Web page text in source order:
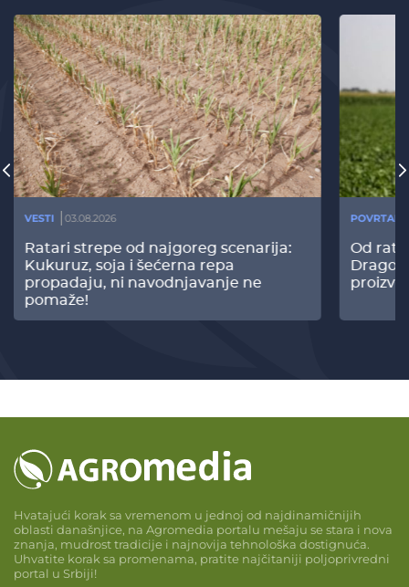
VESTI 03.08.2026
Ratari strepe od najgoreg scenarija:
Kukuruz, soja i šećerna repa
propadaju, ni navodnjavanje ne
pomaže!
Od
Hvatajući korak sa vremenom u jednoj od najdinamičnijih
oblasti današnjice, na Agromedia portalu mešaju se stara i nova
znanja, mudrost tradicije i najnovija tehnološka dostignuća.
Uhvatite korak sa promenama, pratite najčitaniji poljoprivredni
portal u Srbiji!